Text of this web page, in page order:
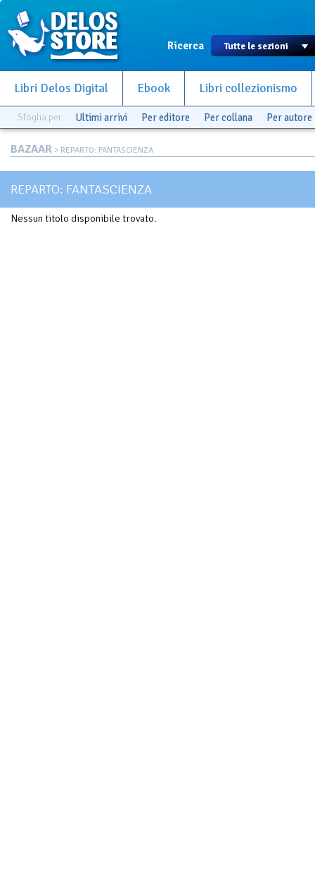
Ricerca
Libri Delos Digital Ebook Libri collezionismo
Sfoglia per Ultimi arrivi Per editore Per collana Per autore
BAZAAR > REPARTO: FANTASCIENZA
REPARTO: FANTASCIENZA
Nessun titolo disponibile trovato.